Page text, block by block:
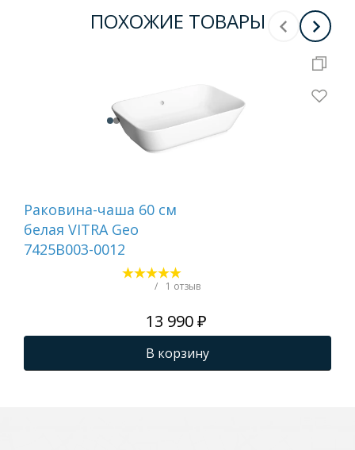
ПОХОЖИЕ ТОВАРЫ
Раковина-чаша 60 см
белая VITRA Geo
7425B003-0012
/ 1 отзыв
13 990 ₽
В корзину